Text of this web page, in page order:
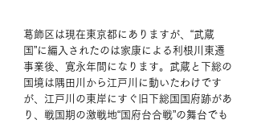
葛飾区は現在東京都にありますが、“武蔵
国”に編入されたのは家康による利根川東遷
事業後、寛永年間になります。武蔵と下総の
国境は隅田川から江戸川に動いたわけです
が、江戸川の東岸にすぐ旧下総国国府跡があ
り、戦国期の激戦地“国府台合戦”の舞台でも